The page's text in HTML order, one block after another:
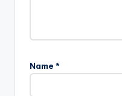
Name *